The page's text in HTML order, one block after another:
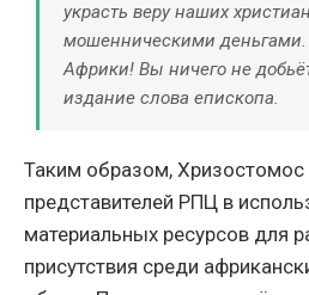
украсть веру наших
мошенническими деньгами.
Африки! Вы ничего не
издание слова епископа.
Таким образом, Хризостомос
представителей РПЦ в
материальных ресурсов для
присутствия среди